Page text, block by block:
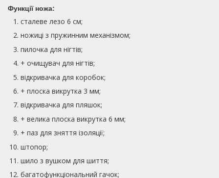
Функції ножа:
сталеве лезо 6 см;
ножиці з пружинним механізмом;
пилочка для нігтів;
+ очищувач для нігтів;
відкривачка для коробок;
+ плоска викрутка 3 мм;
відкривачка для пляшок;
+ велика плоска викрутка 6 мм;
+ паз для зняття ізоляції;
штопор;
шило з вушком для шиття;
багатофункціональний гачок;